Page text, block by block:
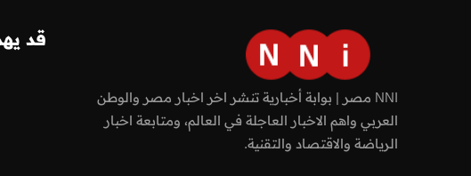
NNI مصر | بوابة أخبارية تنشر اخر اخبار مصر والوطن
العربي واهم الاخبار العاجلة في العالم، ومتابعة اخبار
الرياضة والاقتصاد والتقنية.
قد